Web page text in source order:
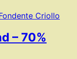
– 70%